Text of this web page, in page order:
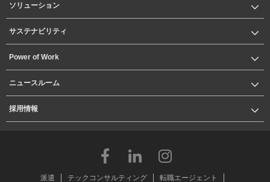
ソリューション
サステナビリティ
Power of Work
ニュースルーム
採用情報
派遣 テックコンサルティング 転職エージェント